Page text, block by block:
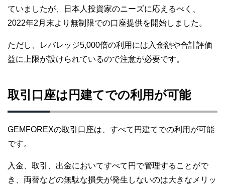
ていましたが、日本人投資家のニーズに応えるべく、
2022年2月末より無制限での口座提供を開始しました。
ただし、レバレッジ5,000倍の利用には入金額や合計評価
益に上限が設けられているので注意が必要です。
取引口座は円建てでの利用が可能
GEMFOREXの取引口座は、すべて円建てでの利用が可能
です。
入金、取引、出金においてすべて円で管理することがで
き、両替などの無駄な損失が発生しないのは大きなメリッ